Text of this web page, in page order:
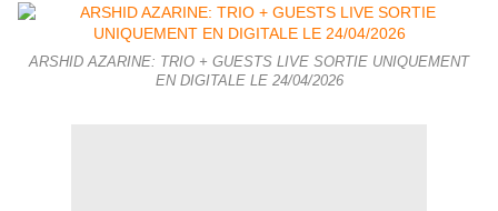
ARSHID AZARINE: TRIO + GUESTS LIVE SORTIE UNIQUEMENT
EN DIGITALE LE 24/04/2026